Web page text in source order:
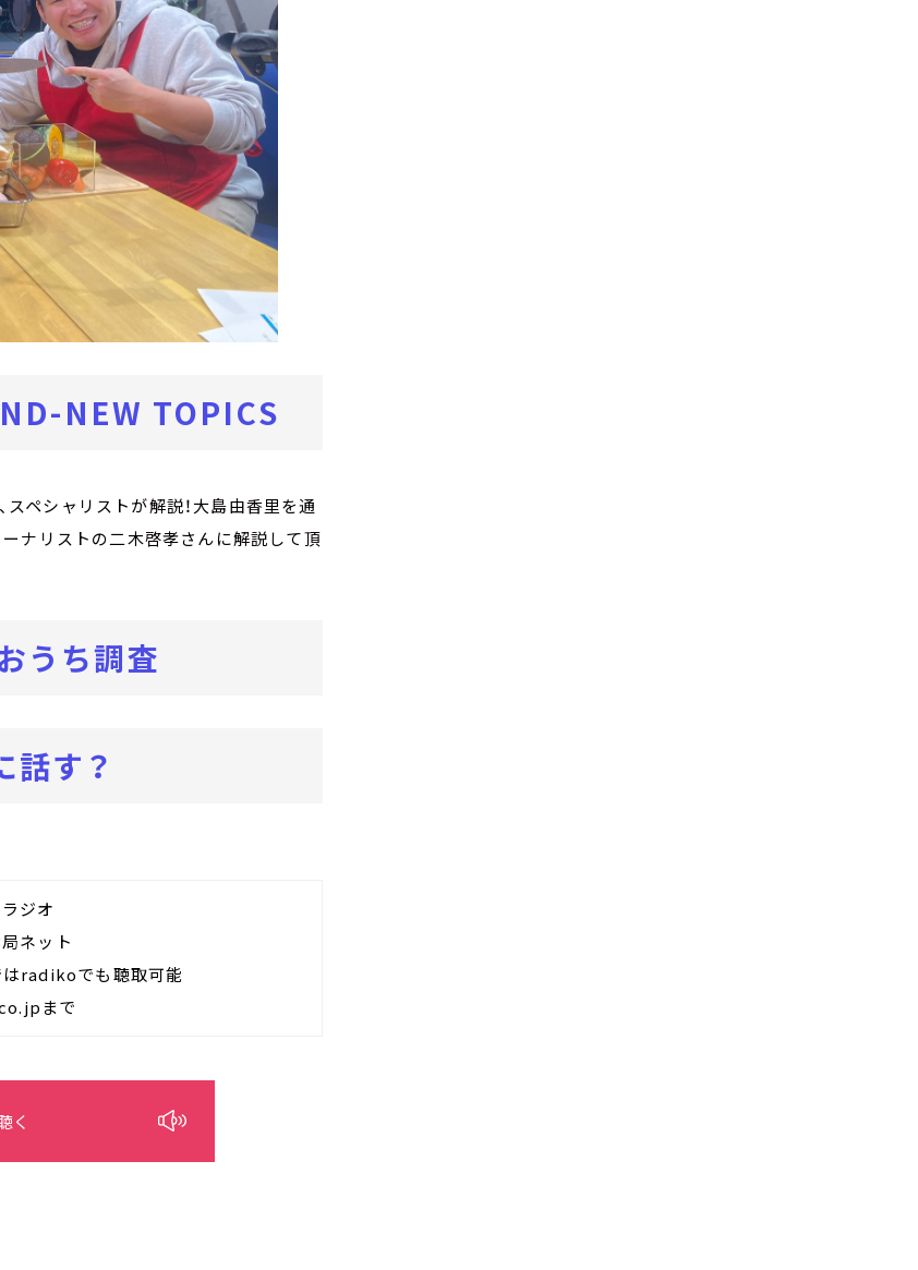
NEW TOPICS
ペシャリストが解説！大島由香里を通
ーナリストの二木啓孝さんに解説して頂
うち調査
話す？
ジオ
ネット
はradikoでも聴取可能
まで
く